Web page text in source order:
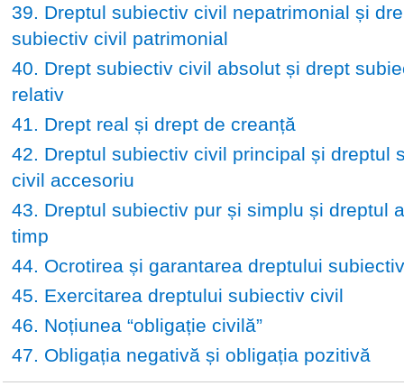
39. Dreptul subiectiv civil nepatrimonial și
subiectiv civil patrimonial
40. Drept subiectiv civil absolut și drept
relativ
41. Drept real și drept de creanță
42. Dreptul subiectiv civil principal și dreptul
civil accesoriu
43. Dreptul subiectiv pur și simplu și dreptul
timp
44. Ocrotirea și garantarea dreptului
45. Exercitarea dreptului subiectiv civil
46. Noțiunea “obligație civilă”
47. Obligația negativă și obligația pozitivă